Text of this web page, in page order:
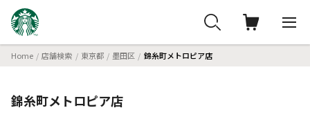
Home 店舗検索 東京都 墨田区 錦糸町メトロピア店
錦糸町メトロピア店